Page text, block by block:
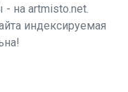
- на artmisto.net.
индексируемая